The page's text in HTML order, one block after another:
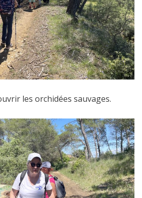
les orchidées sauvages.